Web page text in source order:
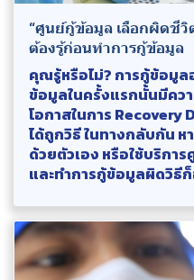
“ศูนย์กู้ข้อมูล เลือกผิดชีวิ
ต้องรู้ก่อนทำการกู้ข้อมูล
คุณรู้หรือไม่? การกู้ข้อมู
ข้อมูลในครั้งแรกนั้นมีควา
โอกาสในการ
ได้ถูกวิธี ในทางกลับกัน
ด้วยตัวเอง หรือใช้บริกา
และทำการกู้ข้อมูลผิดวิธี